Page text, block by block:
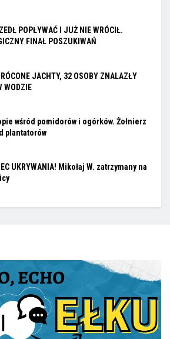
POPŁYWAĆ I JUŻ NIE WRÓCIŁ.
FINAŁ POSZUKIWAŃ
JACHTY, 32 OSOBY ZNALAZŁY
WODZIE
wśród pomidorów i ogórków. Żołnierz
plantatorów
UKRYWANIA! Mikołaj W. zatrzymany na